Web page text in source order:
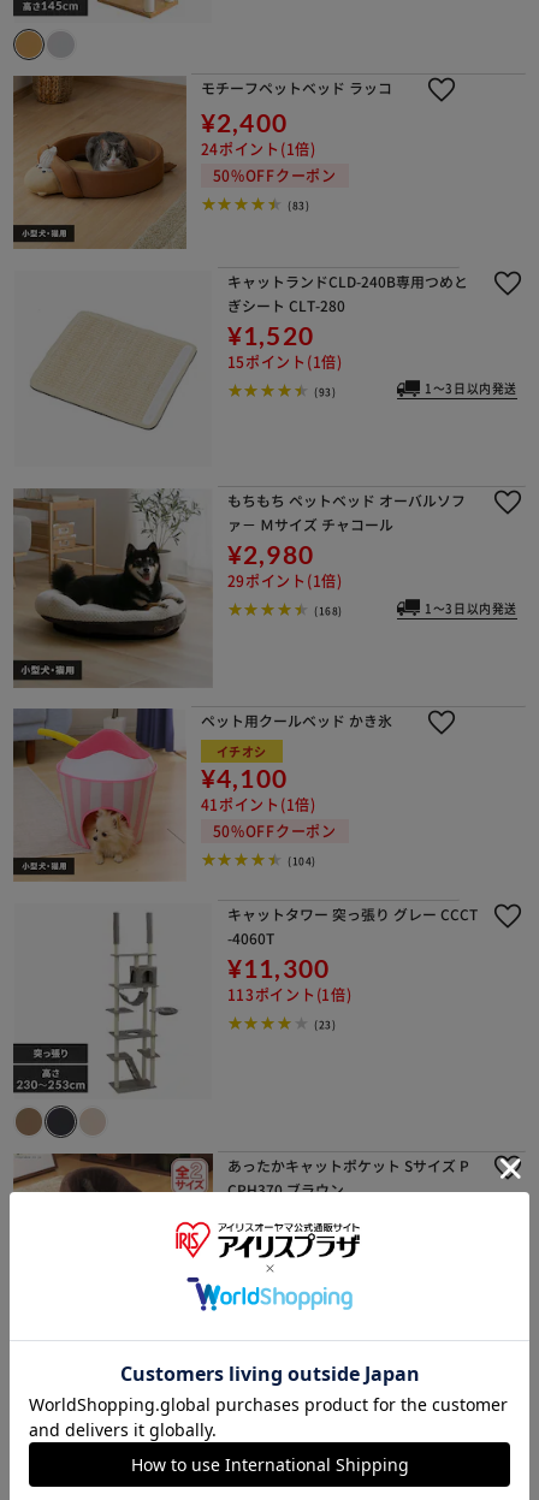
モチーフペットベッド ラッコ
¥2,400
24ポイント(1倍)
50%OFFクーポン
(83)
キャットランドCLD-240B専用つめと
ぎシート CLT-280
¥1,520
15ポイント(1倍)
(93) 1～3日以内発送
もちもち ペットベッド オーバルソフ
ァ－ Ｍサイズ チャコール
¥2,980
29ポイント(1倍)
(168) 1～3日以内発送
ペット用クールベッド かき氷
イチオシ
¥4,100
41ポイント(1倍)
50%OFFクーポン
(104)
キャットタワー 突っ張り グレー CCCT
-4060T
¥11,300
113ポイント(1倍)
(23)
あったかキャットポケット Sサイズ P
CPH370 ブラウン
¥1,860
18ポイント(1倍)
ペット用クールベッド ティピーテント
PCB-20T
¥2,200
22ポイント(1倍)
50%OFFクーポン